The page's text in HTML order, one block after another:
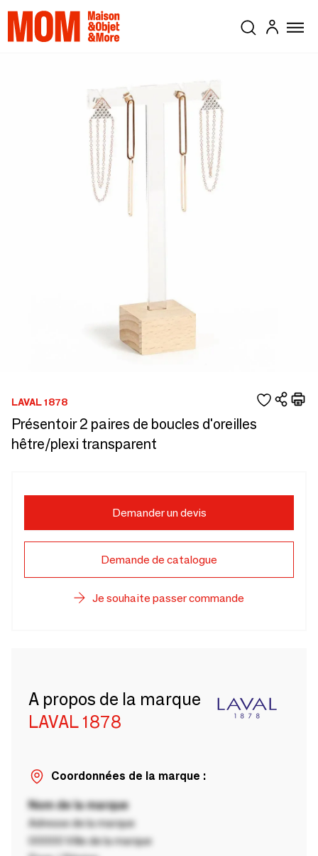
LAVAL 1878
Présentoir 2 paires de boucles d'oreilles
hêtre/plexi transparent
Demander un devis
Demande de catalogue
Je souhaite passer commande
A propos de la marque
LAVAL 1878
Coordonnées de la marque :
Nom de la marque
Adresse de la marque
00000 Ville de la marque